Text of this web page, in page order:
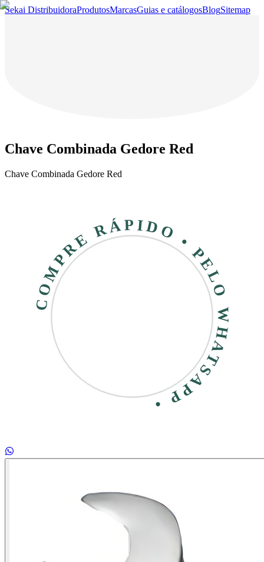
Sekai DistribuidoraProdutosMarcasGuias e catálogosBlogSitemap
Chave Combinada Gedore Red
Chave Combinada Gedore Red
COMPRE RÁPIDO • PELO WHATSAPP •